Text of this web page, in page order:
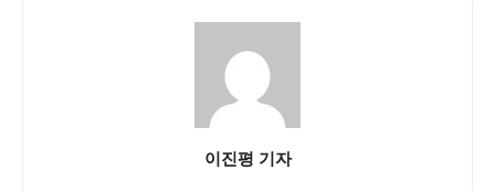
이진평 기자